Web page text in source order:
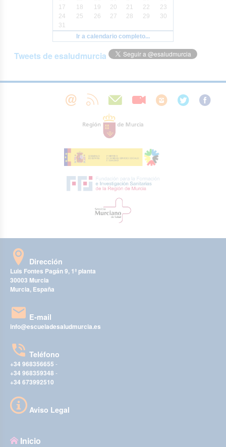
17
18 19 20 21 22
23
24
25 26 27 28 29
30
31
Ir a calendario completo...
Tweets de esaludmurcia
Dirección
Luis Fontes Pagán 9, 1ª planta
30003 Murcia
Murcia, España
E-mail
info@escueladesaludmurcia.es
Teléfono
+34 968356655 -
+34 968359348 -
+34 673992510
Aviso Legal
Inicio